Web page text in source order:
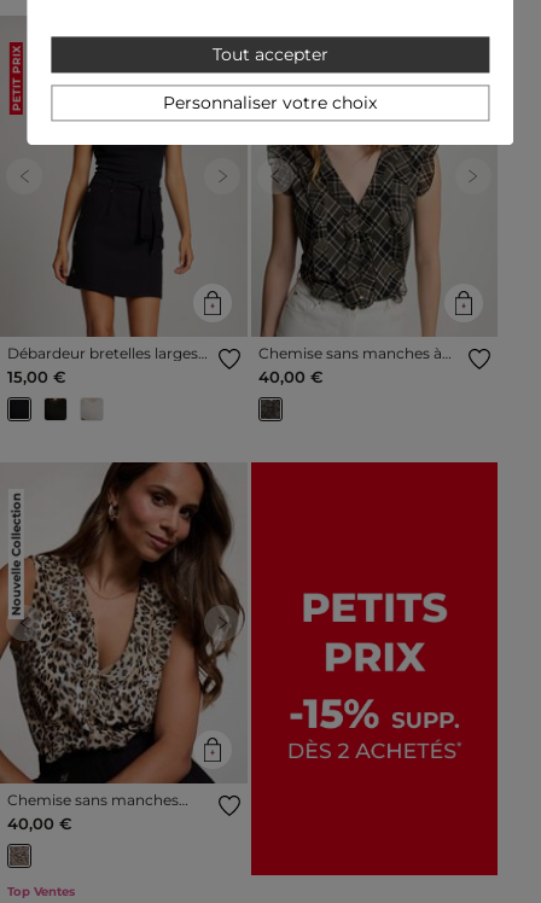
PETIT PRIX
Previous Next
Débardeur bretelles larges
en dentelle bleu marine
femme
15,00 €
Previous Next
Chemise sans manches à
carreaux multicolore
femme
40,00 €
Nouvelle Collection
Previous Next
Chemise sans manches
multicolore femme
40,00 €
Top Ventes
Tout accepter
Personnaliser votre choix